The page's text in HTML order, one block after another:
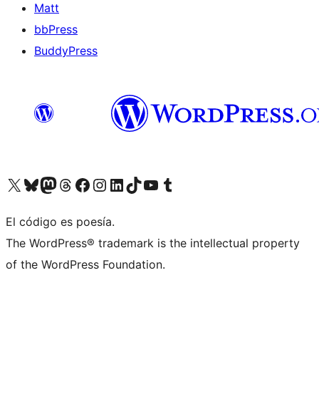
Matt
bbPress
BuddyPress
Visit our X (formerly Twitter) account
Visit our Bluesky account
Visita nuestra cuenta de Twitter
Visit our Threads account
Visita nuestra página de Facebook
Visite nuestra cuenta de Instagram
Visit our LinkedIn account
Visit our TikTok account
Visit our YouTube channel
Visit our Tumblr account
El código es poesía.
The WordPress® trademark is the intellectual property
of the WordPress Foundation.